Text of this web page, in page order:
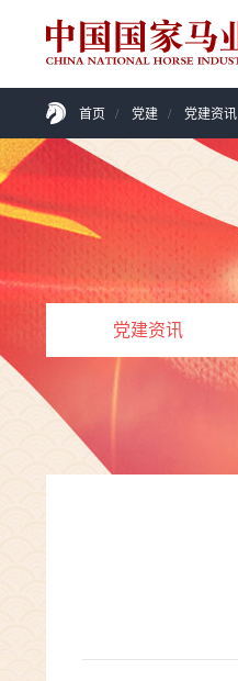
首页 / 党建 / 党建资讯
党建资讯